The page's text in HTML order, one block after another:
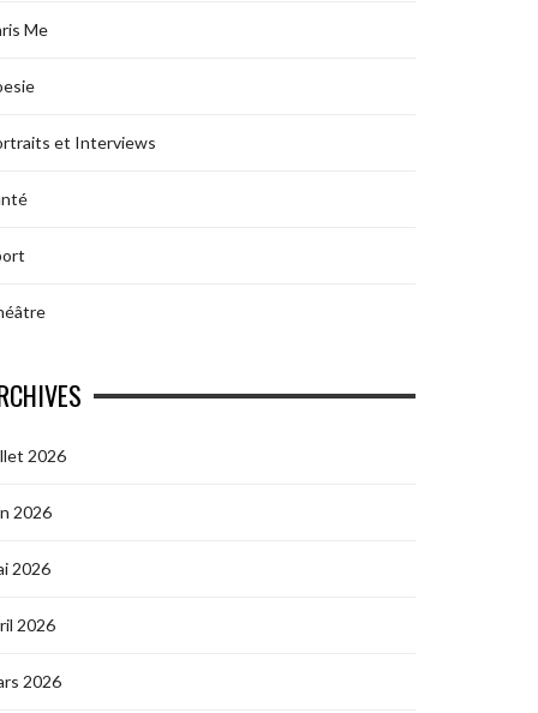
Me
et Interviews
2026
2026
2026
2026
2026